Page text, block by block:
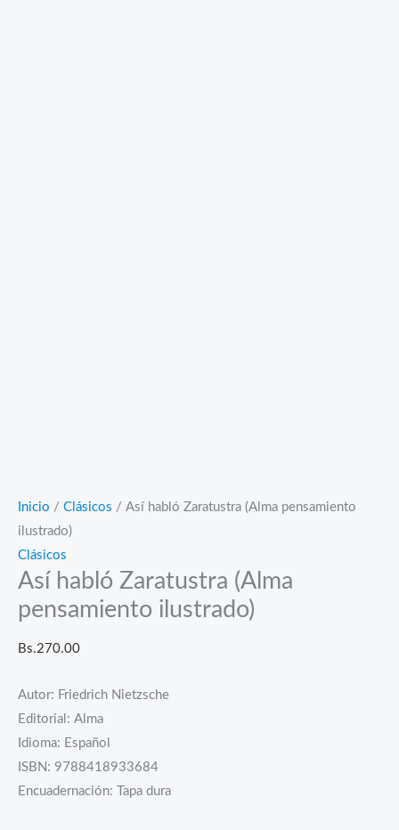
Inicio / Clásicos / Así habló Zaratustra (Alma pensamiento
ilustrado)
Clásicos
Así habló Zaratustra (Alma
pensamiento ilustrado)
Bs.270.00
Autor: Friedrich Nietzsche
Editorial: Alma
Idioma: Español
ISBN: 9788418933684
Encuadernación: Tapa dura